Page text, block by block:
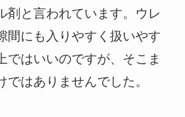
剤と言われています。ウレ
間にも入りやすく扱いやす
ではいいのですが、そこま
はありませんでした。